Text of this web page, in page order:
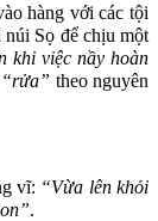
hàng với các tội
Sọ để chịu một
khi việc nầy hoàn
“rửa” theo nguyên
vĩ: “Vừa lên khỏi
.